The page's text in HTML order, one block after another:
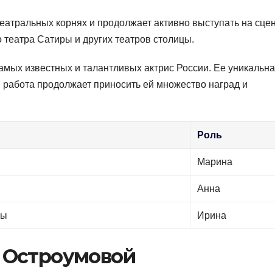
корнях и продолжает активно выступать на
Сатиры и других театров столицы.
известных и талантливых актрис России. Ее
продолжает приносить ей множество наград и
Роль
Марина
Анна
Ирина